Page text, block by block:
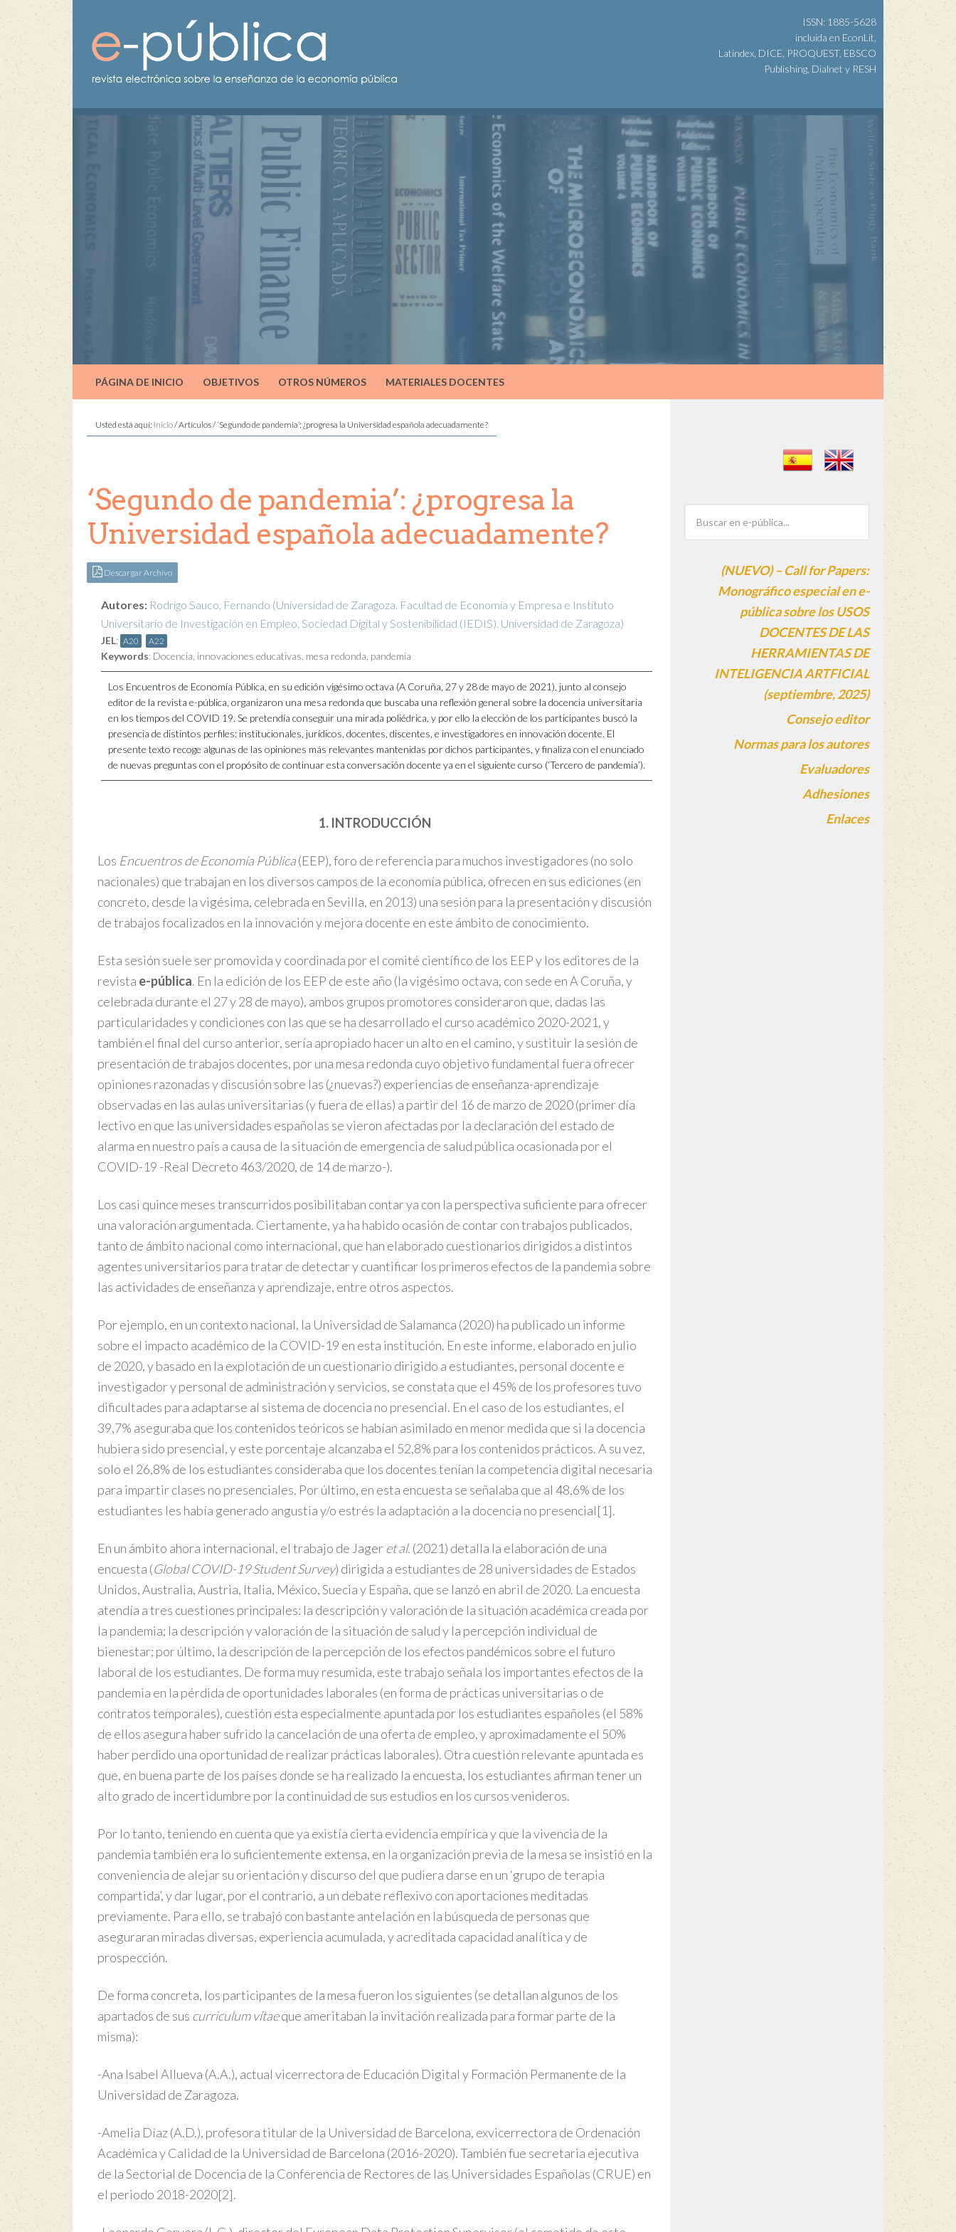
ISSN: 1885-5628
incluida en EconLit,
Latindex, DICE, PROQUEST, EBSCO
Publishing, Dialnet y RESH
PÁGINA DE INICIO OBJETIVOS OTROS NÚMEROS MATERIALES DOCENTES
Usted está aquí: Inicio/Artículos/ ‘Segundo de pandemia’: ¿progresa la Universidad española adecuadamente?
‘Segundo de pandemia’: ¿progresa la
Universidad española adecuadamente?
Descargar Archivo
Autores: Rodrigo Sauco, Fernando (Universidad de Zaragoza. Facultad de Economía y Empresa e Instituto
Universitario de Investigación en Empleo, Sociedad Digital y Sostenibilidad (IEDIS). Universidad de Zaragoza)
JEL: A20 A22
Keywords: Docencia innovaciones educativas mesa redonda pandemia
Los Encuentros de Economía Pública, en su edición vigésimo octava (A Coruña, 27 y 28 de mayo de 2021), junto al consejo
editor de la revista e-pública, organizaron una mesa redonda que buscaba una reflexión general sobre la docencia universitaria
en los tiempos del COVID 19. Se pretendía conseguir una mirada poliédrica, y por ello la elección de los participantes buscó la
presencia de distintos perfiles: institucionales, jurídicos, docentes, discentes, e investigadores en innovación docente. El
presente texto recoge algunas de las opiniones más relevantes mantenidas por dichos participantes, y finaliza con el enunciado
de nuevas preguntas con el propósito de continuar esta conversación docente ya en el siguiente curso (‘Tercero de pandemia’).
1. INTRODUCCIÓN
Los Encuentros de Economía Pública(EEP), foro de referencia para muchos investigadores (no solo
nacionales) que trabajan en los diversos campos de la economía pública, ofrecen en sus ediciones (en
concreto, desde la vigésima, celebrada en Sevilla, en 2013) una sesión para la presentación y discusión
de trabajos focalizados en la innovación y mejora docente en este ámbito de conocimiento.
Esta sesión suele ser promovida y coordinada por el comité científico de los EEP y los editores de la
revista e-pública. En la edición de los EEP de este año (la vigésimo octava, con sede en A Coruña, y
celebrada durante el 27 y 28 de mayo), ambos grupos promotores consideraron que, dadas las
particularidades y condiciones con las que se ha desarrollado el curso académico 2020-2021, y
también el final del curso anterior, sería apropiado hacer un alto en el camino, y sustituir la sesión de
presentación de trabajos docentes, por una mesa redonda cuyo objetivo fundamental fuera ofrecer
opiniones razonadas y discusión sobre las (¿nuevas?) experiencias de enseñanza-aprendizaje
observadas en las aulas universitarias (y fuera de ellas) a partir del 16 de marzo de 2020 (primer día
lectivo en que las universidades españolas se vieron afectadas por la declaración del estado de
alarma en nuestro país a causa de la situación de emergencia de salud pública ocasionada por el
COVID-19 -Real Decreto 463/2020, de 14 de marzo-).
Los casi quince meses transcurridos posibilitaban contar ya con la perspectiva suficiente para ofrecer
una valoración argumentada. Ciertamente, ya ha habido ocasión de contar con trabajos publicados,
tanto de ámbito nacional como internacional, que han elaborado cuestionarios dirigidos a distintos
agentes universitarios para tratar de detectar y cuantificar los primeros efectos de la pandemia sobre
las actividades de enseñanza y aprendizaje, entre otros aspectos.
Por ejemplo, en un contexto nacional, la Universidad de Salamanca (2020) ha publicado un informe
sobre el impacto académico de la COVID-19 en esta institución. En este informe, elaborado en julio
de 2020, y basado en la explotación de un cuestionario dirigido a estudiantes, personal docente e
investigador y personal de administración y servicios, se constata que el 45% de los profesores tuvo
dificultades para adaptarse al sistema de docencia no presencial. En el caso de los estudiantes, el
39,7% aseguraba que los contenidos teóricos se habían asimilado en menor medida que si la docencia
hubiera sido presencial, y este porcentaje alcanzaba el 52,8% para los contenidos prácticos. A su vez,
solo el 26,8% de los estudiantes consideraba que los docentes tenían la competencia digital necesaria
para impartir clases no presenciales. Por último, en esta encuesta se señalaba que al 48,6% de los
estudiantes les había generado angustia y/o estrés la adaptación a la docencia no presencial[1].
En un ámbito ahora internacional, el trabajo de Jageret al. (2021) detalla la elaboración de una
encuesta (Global COVID-19 Student Survey) dirigida a estudiantes de 28 universidades de Estados
Unidos, Australia, Austria, Italia, México, Suecia y España, que se lanzó en abril de 2020. La encuesta
atendía a tres cuestiones principales: la descripción y valoración de la situación académica creada por
la pandemia; la descripción y valoración de la situación de salud y la percepción individual de
bienestar; por último, la descripción de la percepción de los efectos pandémicos sobre el futuro
laboral de los estudiantes. De forma muy resumida, este trabajo señala los importantes efectos de la
pandemia en la pérdida de oportunidades laborales (en forma de prácticas universitarias o de
contratos temporales), cuestión esta especialmente apuntada por los estudiantes españoles (el 58%
de ellos asegura haber sufrido la cancelación de una oferta de empleo, y aproximadamente el 50%
haber perdido una oportunidad de realizar prácticas laborales). Otra cuestión relevante apuntada es
que, en buena parte de los países donde se ha realizado la encuesta, los estudiantes afirman tener un
alto grado de incertidumbre por la continuidad de sus estudios en los cursos venideros.
Por lo tanto, teniendo en cuenta que ya existía cierta evidencia empírica y que la vivencia de la
pandemia también era lo suficientemente extensa, en la organización previa de la mesa se insistió en la
conveniencia de alejar su orientación y discurso del que pudiera darse en un ‘grupo de terapia
compartida’, y dar lugar, por el contrario, a un debate reflexivo con aportaciones meditadas
previamente. Para ello, se trabajó con bastante antelación en la búsqueda de personas que
aseguraran miradas diversas, experiencia acumulada, y acreditada capacidad analítica y de
prospección.
De forma concreta, los participantes de la mesa fueron los siguientes (se detallan algunos de los
apartados de sus curriculum vítaeque ameritaban la invitación realizada para formar parte de la
misma):
-Ana Isabel Allueva (A.A.), actual vicerrectora de Educación Digital y Formación Permanente de la
Universidad de Zaragoza.
-Amelia Díaz (A.D.), profesora titular de la Universidad de Barcelona, exvicerrectora de Ordenación
Académica y Calidad de la Universidad de Barcelona (2016-2020). También fue secretaria ejecutiva
de la Sectorial de Docencia de la Conferencia de Rectores de las Universidades Españolas (CRUE) en
el periodo 2018-2020[2].
(NUEVO) – Call for Papers:
Monográfico especial en e-
pública sobre los USOS
DOCENTES DE LAS
HERRAMIENTAS DE
INTELIGENCIA ARTFICIAL
(septiembre, 2025)
Consejo editor
Normas para los autores
Evaluadores
Adhesiones
Enlaces